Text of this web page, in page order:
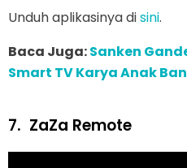
Unduh aplikasinya disini.
Baca Juga:Sanken
Smart TV Karya Anak
7. ZaZa Remote